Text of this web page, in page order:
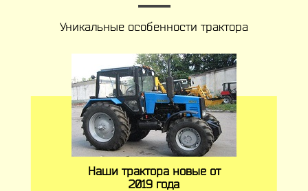
Уникальные особенности трактора
Наши трактора новые от
2019 года